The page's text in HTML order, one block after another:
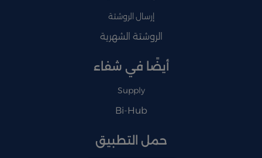
إرسال الروشتة
الروشتة الشهرية
أيضًا في شفاء
Supply
Bi-Hub
حمل التطبيق